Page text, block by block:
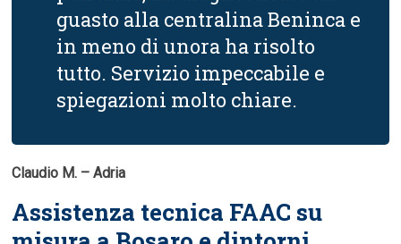
guasto alla centralina Beninca e
in meno di unora ha risolto
tutto. Servizio impeccabile e
spiegazioni molto chiare.
Claudio M. – Adria
Assistenza tecnica FAAC su